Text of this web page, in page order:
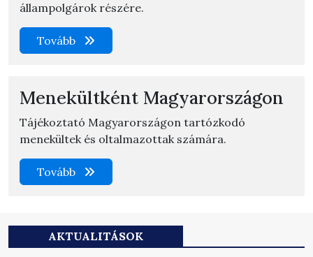
állampolgárok részére.
Tovább
Menekültként Magyarországon
Tájékoztató Magyarországon tartózkodó
menekültek és oltalmazottak számára.
Tovább
AKTUALITÁSOK